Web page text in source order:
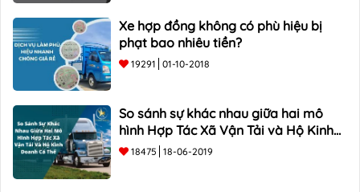
Xe hợp đồng không có phù hiệu bị
phạt bao nhiêu tiền?
19291 01-10-2018
So sánh sự khác nhau giữa hai mô
hình Hợp Tác Xã Vận Tải và Hộ Kinh
Doanh Cá Thể
18475 18-06-2019